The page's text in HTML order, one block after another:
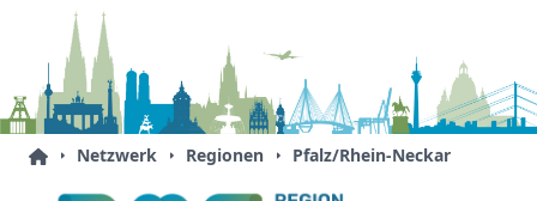
Netzwerk Regionen Pfalz/Rhein-Neckar